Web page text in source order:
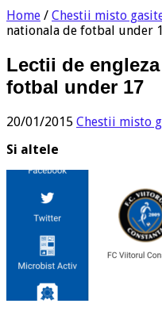
Home / Chestii misto
nationala de fotbal under
Lectii de
fotbal under 17
20/01/2015 Chestii misto
Si altele